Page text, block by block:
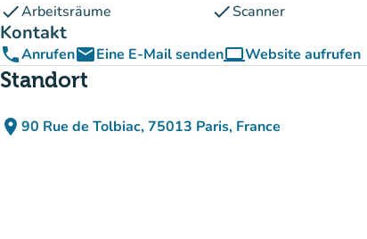
checkArbeitsräume checkScanner
Kontakt
phoneAnrufenemailEine E-Mail sendencomputerWebsite aufrufen
(new tab)
Standort
place 90 Rue de Tolbiac, 75013 Paris, France
(in Google Maps öffnen)
(new tab)